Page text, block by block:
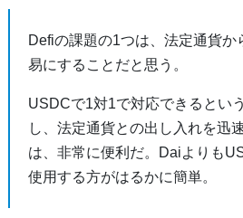
Defiの課題の1つは、法定通貨
易にすることだと思う。
USDCで1対1で対応できるとい
し、法定通貨との出し入れを迅
は、非常に便利だ。Daiよりも
使用する方がはるかに簡単。